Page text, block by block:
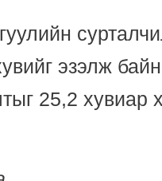
эзэлж
25,2 хувиар